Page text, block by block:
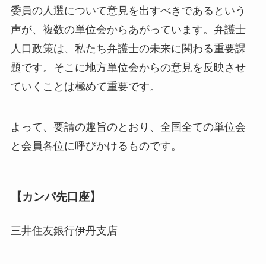
委員の人選について意見を出すべきであるという
声が、複数の単位会からあがっています。弁護士
人口政策は、私たち弁護士の未来に関わる重要課
題です。そこに地方単位会からの意見を反映させ
ていくことは極めて重要です。
よって、要請の趣旨のとおり、全国全ての単位会
と会員各位に呼びかけるものです。
【カンパ先口座】
三井住友銀行伊丹支店